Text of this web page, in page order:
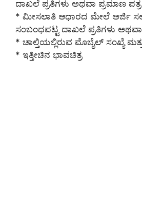
ದಾಖಲೆ ಪ್ರತಿಗಳು ಅಥವಾ ಪ್ರಮಾಣ
* ಮೀಸಲಾತಿ ಆಧಾರದ ಮೇಲೆ ಅರ್ಜಿ
ಸಂಬಂಧಪಟ್ಟ ದಾಖಲೆ ಪ್ರತಿಗಳು ಅಥವಾ
* ಚಾಲ್ತಿಯಲ್ಲಿರುವ ಮೊಬೈಲ್ ಸಂಖ್ಯೆ
* ಇತ್ತೀಚಿನ ಭಾವಚಿತ್ರ